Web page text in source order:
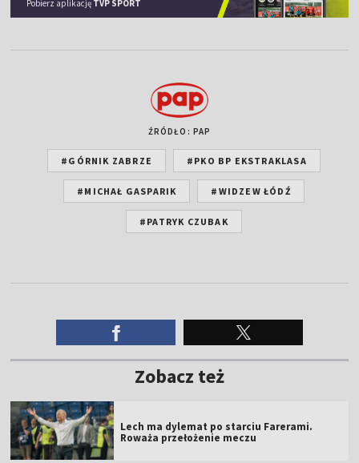
Pobierz aplikację TVP SPORT
ŹRÓDŁO: PAP
#GÓRNIK ZABRZE #PKO BP EKSTRAKLASA
#MICHAŁ GASPARIK #WIDZEW ŁÓDŹ
#PATRYK CZUBAK
Zobacz też
Lech ma dylemat po starciu Farerami.
Roważa przełożenie meczu